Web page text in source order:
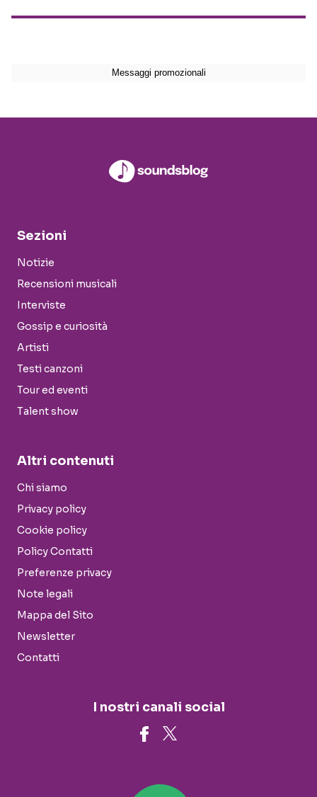
Sezioni
Notizie
Recensioni musicali
Interviste
Gossip e curiosità
Artisti
Testi canzoni
Tour ed eventi
Talent show
Altri contenuti
Chi siamo
Privacy policy
Cookie policy
Policy Contatti
Preferenze privacy
Note legali
Mappa del Sito
Newsletter
Contatti
I nostri canali social